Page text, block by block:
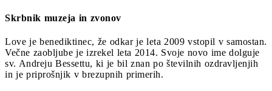
Skrbnik muzeja in zvonov
Love je benediktinec, že odkar je leta 2009 vstopil v samostan.
Večne zaobljube je izrekel leta 2014. Svoje novo ime dolguje
sv. Andreju Bessettu, ki je bil znan po številnih ozdravljenjih
in je priprošnjik v brezupnih primerih.